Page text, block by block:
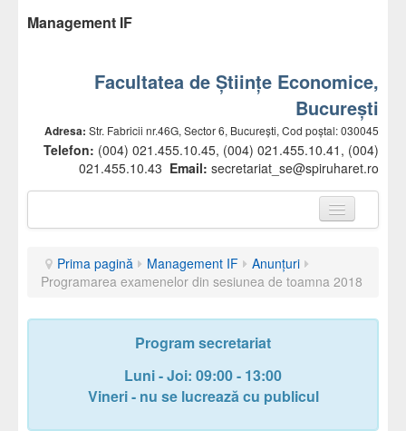
Management IF
Facultatea de Științe Economice,
București
Adresa: Str. Fabricii nr.46G, Sector 6, București, Cod poștal: 030045
Telefon: (004) 021.455.10.45, (004) 021.455.10.41, (004)
021.455.10.43 Email: secretariat_se@spiruharet.ro
Prezentare facultate
Departamente
Prima pagină Management IF
Anunțuri
Programarea examenelor din sesiunea de toamna 2018
Program secretariat
Luni - Joi: 09:00 - 13:00
Vineri - nu se lucrează cu publicul